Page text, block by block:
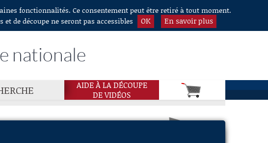
fonctionnalités. Ce consentement peut être retiré à tout moment.
de découpe ne seront pas accessibles
OK En savoir plus
nationale
AIDE À LA DÉCOUPE
DE VIDÉOS